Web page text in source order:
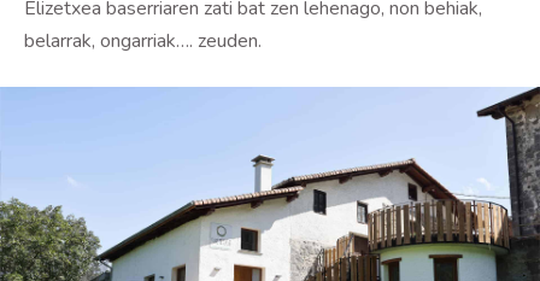
Elizetxea baserriaren zati bat zen lehenago, non behiak,
belarrak, ongarriak…. zeuden.